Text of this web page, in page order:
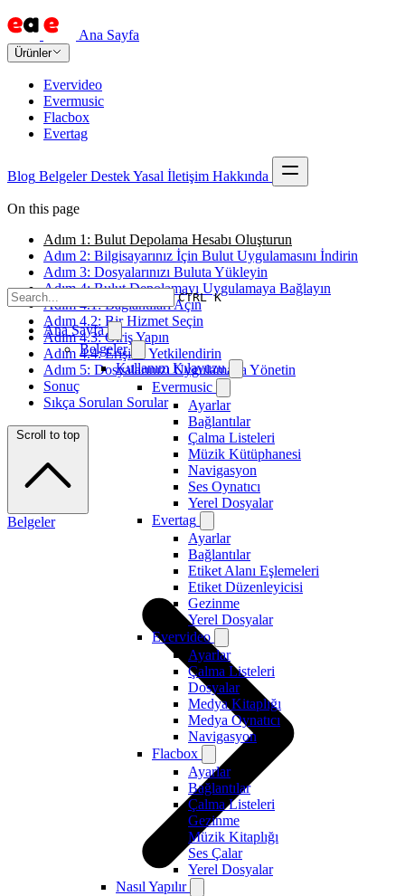
Ana Sayfa
Ürünler
Evervideo
Evermusic
Flacbox
Evertag
Blog Belgeler DestekYasal İletişim Hakkında
CTRL K
Ana Sayfa
Belgeler
Kullanım Kılavuzu
Evermusic
Ayarlar
Bağlantılar
Çalma Listeleri
Müzik Kütüphanesi
Navigasyon
Ses Oynatıcı
Yerel Dosyalar
Evertag
Ayarlar
Bağlantılar
Etiket Alanı Eşlemeleri
Etiket Düzenleyicisi
Gezinme
Yerel Dosyalar
Evervideo
Ayarlar
Çalma Listeleri
Dosyalar
Medya Kitaplığı
Medya Oynatıcı
Navigasyon
Flacbox
Ayarlar
Bağlantılar
Çalma Listeleri
Gezinme
Müzik Kitaplığı
Ses Çalar
Yerel Dosyalar
Nasıl Yapılır
On this page
Adım 1: Bulut Depolama Hesabı Oluşturun
Adım 2: Bilgisayarınız İçin Bulut Uygulamasını İndirin
Adım 3: Dosyalarınızı Buluta Yükleyin
Adım 4: Bulut Depolamayı Uygulamaya Bağlayın
Adım 4.1: Bağlantıları Açın
Adım 4.2: Bir Hizmet Seçin
Adım 4.3: Giriş Yapın
Adım 4.4: Erişimi Yetkilendirin
Adım 5: Dosyalarınızı Uygulamada Yönetin
Sonuç
Sıkça Sorulan Sorular
Scroll to top
Belgeler